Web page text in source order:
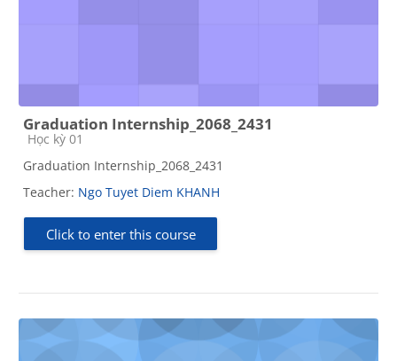
Graduation Internship_2068_2431
Course category
Học kỳ 01
Graduation Internship_2068_2431
Teacher: Ngo Tuyet Diem KHANH
Click to enter this course